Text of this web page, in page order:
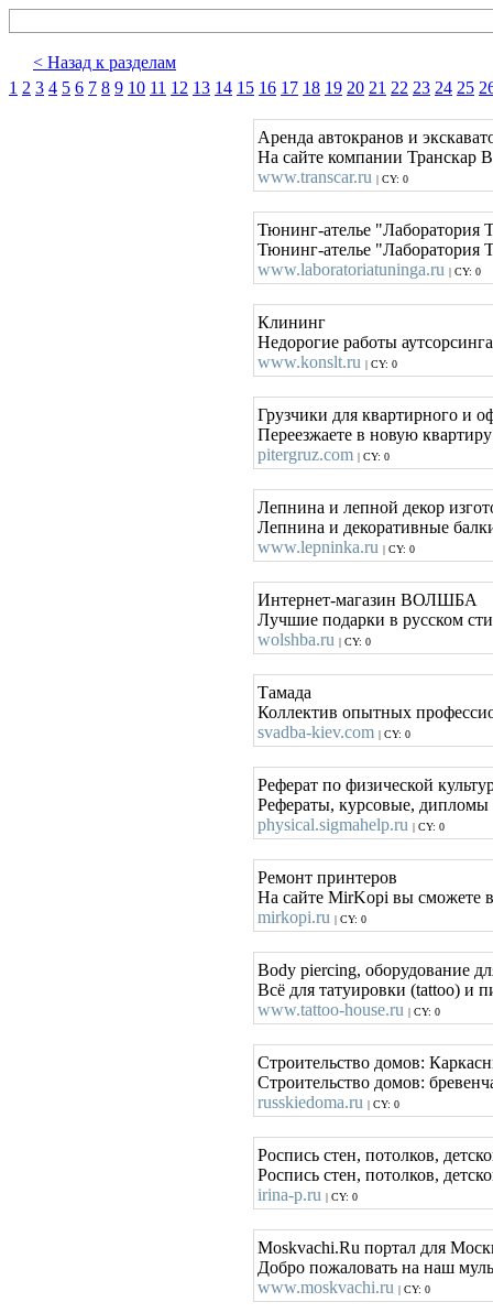
< Назад к разделам
1 2 3 4 5 6 7 8 9 10 11 12 13 14 15 16 17 18 19 20 21 22 23 24 25
Аренда автокранов и
На сайте компании Транскар
www.transcar.ru | CY: 0
Тюнинг-ателье "Лаборатория
Тюнинг-ателье "Лаборатория
www.laboratoriatuninga.ru | CY: 0
Клининг
Недорогие работы
www.konslt.ru | CY: 0
Грузчики для квартирного и
Переезжаете в новую
pitergruz.com | CY: 0
Лепнина и лепной декор
Лепнина и декоративные
www.lepninka.ru | CY: 0
Интернет-магазин ВОЛШБА
Лучшие подарки в русском
wolshba.ru | CY: 0
Тамада
Коллектив опытных
svadba-kiev.com | CY: 0
Реферат по физической
Рефераты, курсовые, дипломы
physical.sigmahelp.ru | CY: 0
Ремонт принтеров
На сайте MirKopi вы сможете
mirkopi.ru | CY: 0
Body piercing, оборудование
Всё для татуировки (tattoo) и
www.tattoo-house.ru | CY: 0
Строительство домов:
Строительство домов:
russkiedoma.ru | CY: 0
Роспись стен, потолков,
Роспись стен, потолков,
irina-p.ru | CY: 0
Moskvachi.Ru портал для
Добро пожаловать на наш
www.moskvachi.ru | CY: 0